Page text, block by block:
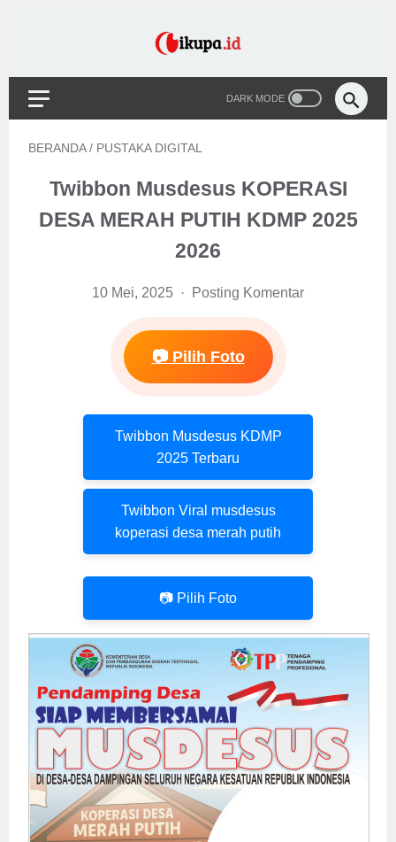
BERANDA / PUSTAKA DIGITAL
Twibbon Musdesus KOPERASI
DESA MERAH PUTIH KDMP 2025
2026
10 Mei, 2025 Posting Komentar
📷 Pilih Foto
Twibbon Musdesus KDMP
2025 Terbaru
Twibbon Viral musdesus
koperasi desa merah putih
📷 Pilih Foto